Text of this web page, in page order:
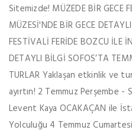
Sitemizde! MÜZEDE BİR GECE
MÜZESİ'NDE BİR GECE
FESTİVALİ FERİDE BOZCU İLE
DETAYLI BİLGİ SOFOS’TA
TURLAR Yaklaşan etkinlik ve
ayırtın! 2 Temmuz Perşembe -
Levent Kaya OCAKAÇAN ile
Yolculuğu 4 Temmuz